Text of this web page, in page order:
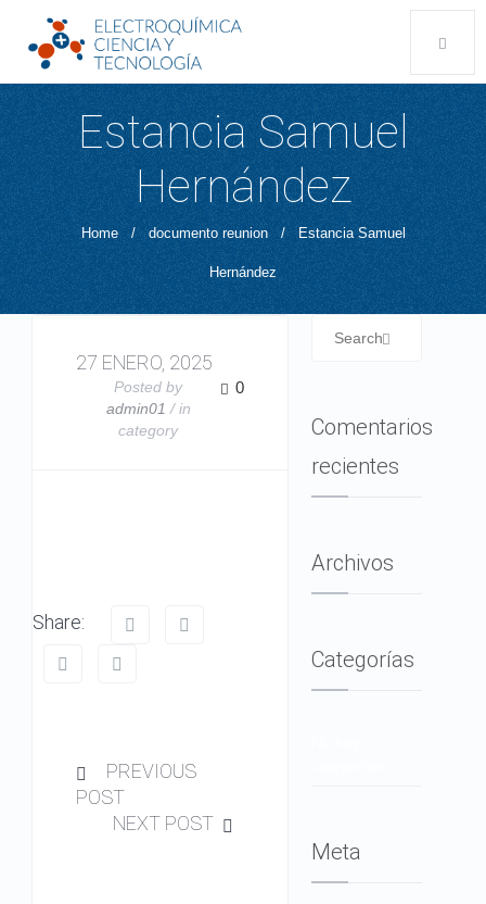
Estancia Samuel
Hernández
Home / documento reunion / Estancia Samuel
Hernández
27 ENERO, 2025
Posted by
admin01 / in
category
0
Share:
PREVIOUS
POST
NEXT POST
Comentarios
recientes
Archivos
Categorías
Meta